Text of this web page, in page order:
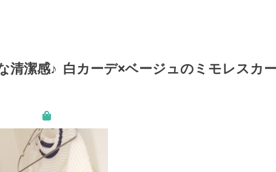
清潔感♪ 白カーデ×ベージュのミモレスカー